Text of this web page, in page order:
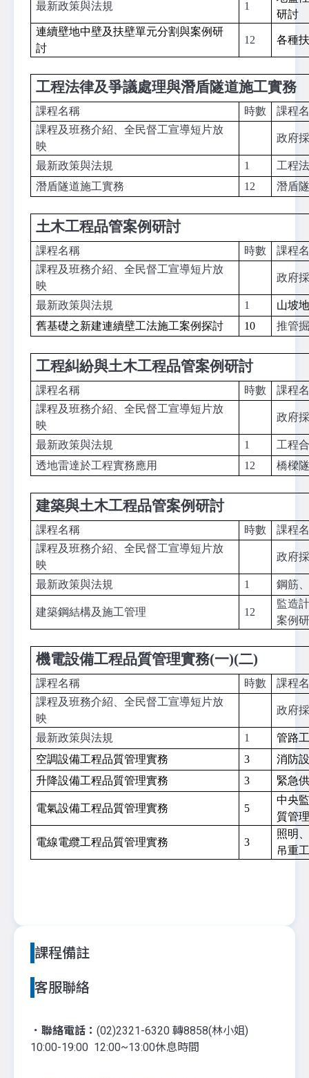
最新政策與法規 1
研討
連續壁地中壁及扶壁單元分割與案例研
討
12 各種
工程法律及爭議處理與潛盾隧道施工實務
課程名稱 時數
課程
課程及班務介紹、全民督工宣導短片放
映
政府
最新政策與法規 1
工程
潛盾隧道施工實務
12 潛盾
土木工程品管案例研討
課程名稱 時數
課程
課程及班務介紹、全民督工宣導短片放
映
政府
最新政策與法規 1
山坡
舊基礎之新建連續壁工法施工案例探討
10 推管
工程糾紛與土木工程品管案例研討
課程名稱 時數
課程
課程及班務介紹、全民督工宣導短片放
映
政府
最新政策與法規 1
工程
透地雷達於工程實務應用
12 橋樑
建築與土木工程品管案例研討
課程名稱 時數
課程
課程及班務介紹、全民督工宣導短片放
映
政府
最新政策與法規 1 鋼筋
建築鋼結構及施工管理 12
監造
案例
機電設備工程品質管理實務(一)(二)
課程名稱 時數
課程
課程及班務介紹、全民督工宣導短片放
映
政府
最新政策與法規 1
管路
空調設備工程品質管理實務
3
消防
升降設備工程品質管理實務
3 緊急
電氣設備工程品質管理實務 5
中央
質管
電線電纜工程品質管理實務 3
照明
吊重
課程備註
客服聯絡
．聯絡電話： (02)2321-6320 轉8858(林小姐)
10:00-19:00 12:00~13:00休息時間